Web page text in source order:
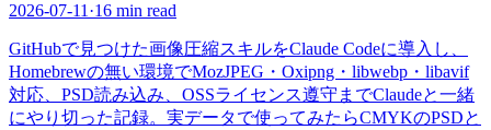
2026-07-11 ·16 min read
GitHubで見つけた画像圧縮スキルをClaude Codeに導入し、
Homebrewの無い環境でMozJPEG・Oxipng・libwebp・libavif
対応、PSD読み込み、OSSライセンス遵守までClaudeと一緒
にやり切った記録。実データで使ってみたらCMYKのPSDと